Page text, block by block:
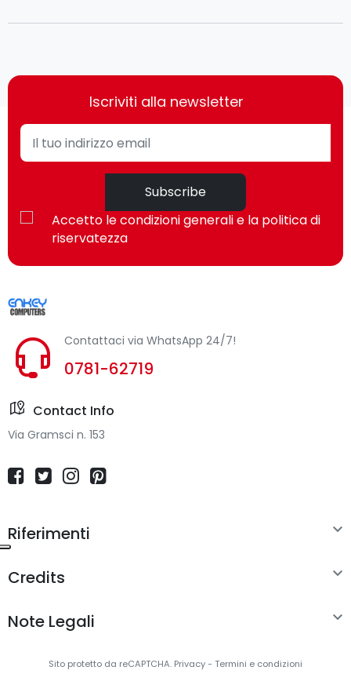
Iscriviti alla newsletter
Subscribe
Accetto le condizioni generali e la politica di
riservatezza
Contattaci via WhatsApp 24/7!
0781-62719
Contact Info
Via Gramsci n. 153
Riferimenti 
Credits 
Note Legali 
Sito protetto da reCAPTCHA. Privacy- Termini e condizioni